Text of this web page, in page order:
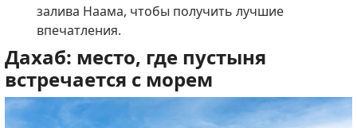
залива Наама, чтобы получить лучшие
впечатления.
Дахаб: место, где пустыня
встречается с морем